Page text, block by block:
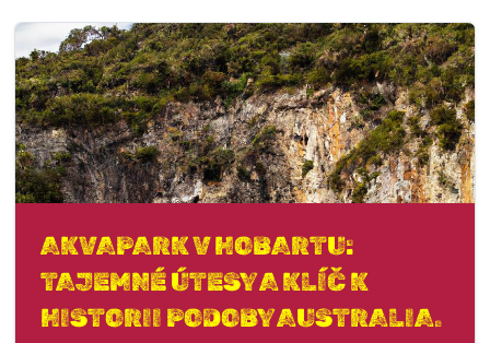
AKVAPARK V HOBARTU:
TAJEMNÉ ÚTESY A KLÍČ K
HISTORII PODOBY AUSTRALIA.